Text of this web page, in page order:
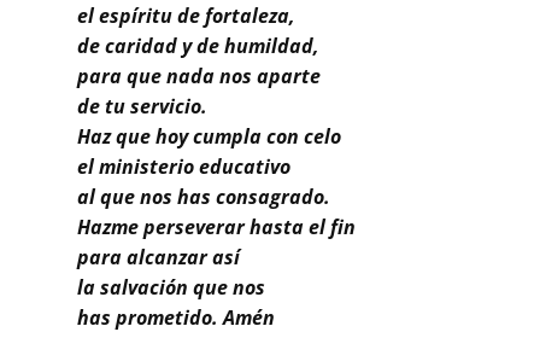
el espíritu de fortaleza,
de caridad y de humildad,
para que nada nos aparte
de tu servicio.
Haz que hoy cumpla con celo
el ministerio educativo
al que nos has consagrado.
Hazme perseverar hasta el fin
para alcanzar así
la salvación que nos
has prometido. Amén